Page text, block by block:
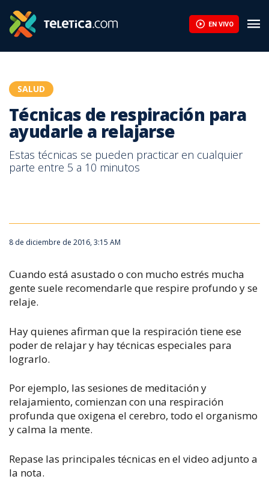
EN VIVO
SALUD
Técnicas de respiración para
ayudarle a relajarse
Estas técnicas se pueden practicar en cualquier
parte entre 5 a 10 minutos
8 de diciembre de 2016, 3:15 AM
Cuando está asustado o con mucho estrés mucha
gente suele recomendarle que respire profundo y se
relaje.
Hay quienes afirman que la respiración tiene ese
poder de relajar y hay técnicas especiales para
lograrlo.
Por ejemplo, las sesiones de meditación y
relajamiento, comienzan con una respiración
profunda que oxigena el cerebro, todo el organismo
y calma la mente.
Repase las principales técnicas en el video adjunto a
la nota.